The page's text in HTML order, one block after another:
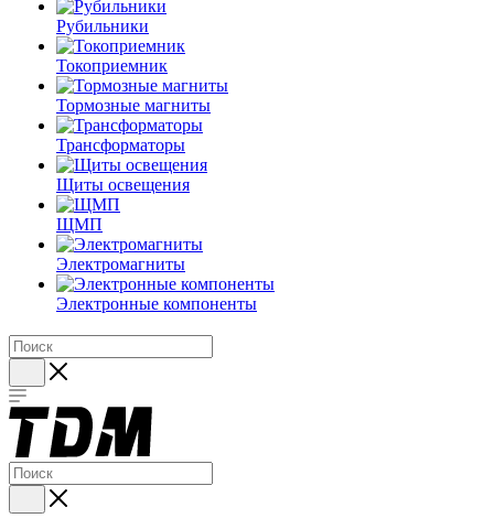
Рубильники
Токоприемник
Тормозные магниты
Трансформаторы
Щиты освещения
ЩМП
Электромагниты
Электронные компоненты